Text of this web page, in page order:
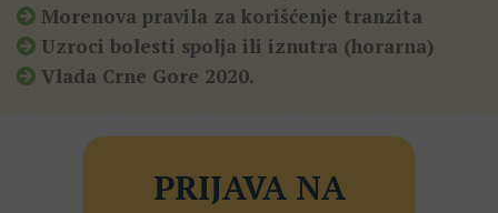
Morenova pravila za korišćenje tranzita
Uzroci bolesti spolja ili iznutra (horarna)
Vlada Crne Gore 2020.
PRIJAVA NA